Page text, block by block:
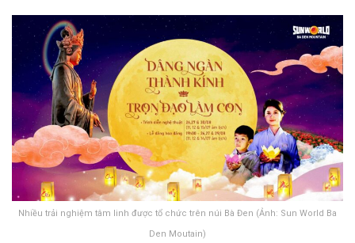
Nhiều trải nghiệm tâm linh được tổ chức trên núi Bà Đen (Ảnh: Sun World Ba
Den Moutain)